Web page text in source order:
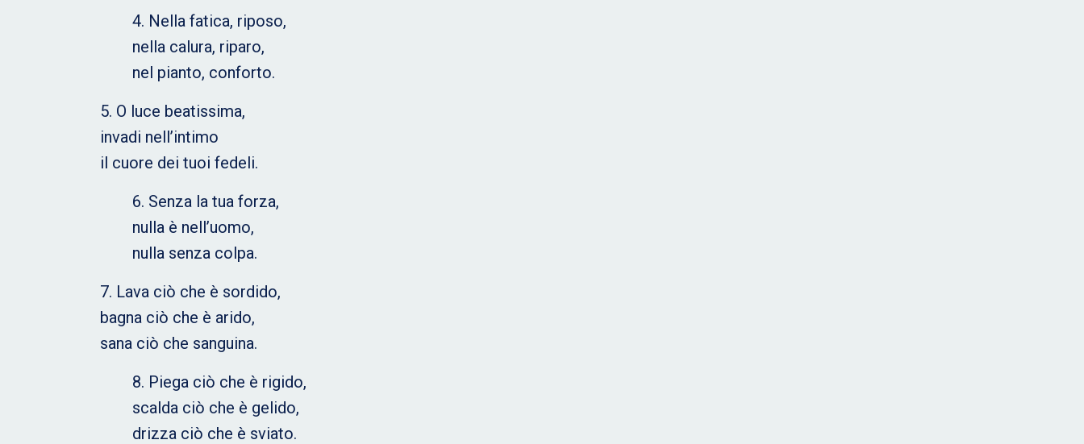
4. Nella fatica, riposo,
nella calura, riparo,
nel pianto, conforto.
5. O luce beatissima,
invadi nell’intimo
il cuore dei tuoi fedeli.
6. Senza la tua forza,
nulla è nell’uomo,
nulla senza colpa.
7. Lava ciò che è sordido,
bagna ciò che è arido,
sana ciò che sanguina.
8. Piega ciò che è rigido,
scalda ciò che è gelido,
drizza ciò che è sviato.